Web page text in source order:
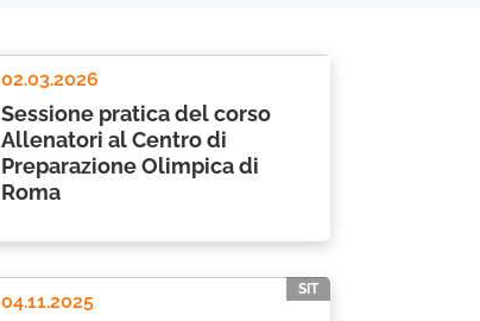
02.03.2026
Sessione pratica del corso
Allenatori al Centro di
Preparazione Olimpica di
Roma
SIT
04.11.2025